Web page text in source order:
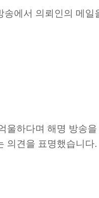
에서 의뢰인의 메
울하다며 해명 방송
의견을 표명했습니다.